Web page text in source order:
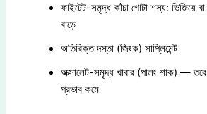
ফাইটেট-সমৃদ্ধ কাঁচা গোটা শস্য: ভিজিয়ে
বাড়ে
অতিরিক্ত দস্তা (জিংক) সাপ্লিমেন্ট
অক্সালেট-সমৃদ্ধ খাবার (পালং শাক) — তবে
প্রভাব কমে